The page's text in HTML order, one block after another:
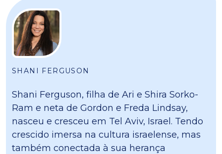
SHANI FERGUSON
Shani Ferguson, filha de Ari e Shira Sorko-
Ram e neta de Gordon e Freda Lindsay,
nasceu e cresceu em Tel Aviv, Israel. Tendo
crescido imersa na cultura israelense, mas
também conectada à sua herança